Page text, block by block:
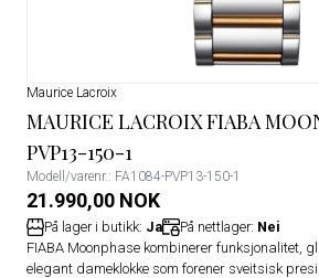
Maurice Lacroix
MAURICE LACROIX FIABA
PVP13-150-1
Modell/varenr.: FA1084-PVP13-150-1
21.990,00 NOK
På lager i butikk: Ja På nettlager: Nei
FIABA Moonphase kombinerer funksjonalitet,
elegant dameklokke som forener sveitsisk